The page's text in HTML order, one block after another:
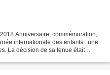
Anniversaire, commémoration,
internationale des enfants : une
La décision de sa tenue était